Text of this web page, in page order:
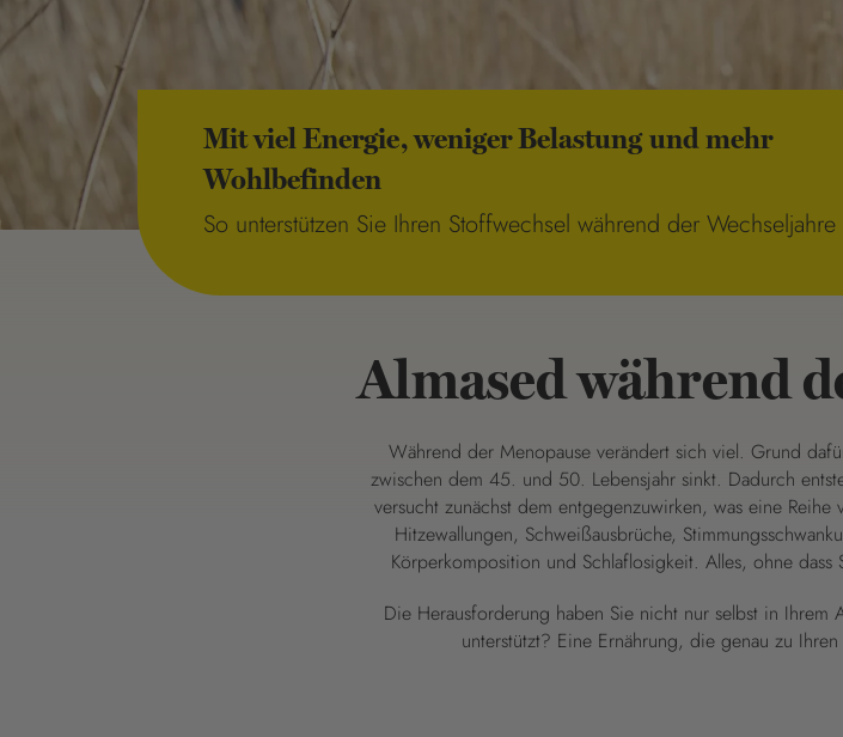
Mit viel Energie, weniger Belastung und mehr
Wohlbefinden
So unterstützen Sie Ihren Stoffwechsel während der Wechseljahre
Almased während
Während der Menopause verändert sich viel. Grund
zwischen dem 45. und 50. Lebensjahr sinkt. Dadurch
versucht zunächst dem entgegenzuwirken, was eine
Hitzewallungen, Schweißausbrüche,
Körperkomposition und Schlaflosigkeit. Alles, ohne
Die Herausforderung haben Sie nicht nur selbst in Ihrem
unterstützt? Eine Ernährung, die genau zu